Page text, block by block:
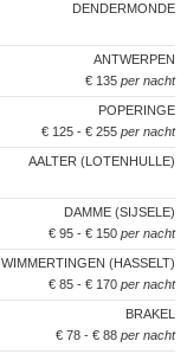
DENDERMONDE
ANTWERPEN
€ 135 per nacht
POPERINGE
€ 125 - € 255 per nacht
AALTER (LOTENHULLE)
DAMME (SIJSELE)
€ 95 - € 150 per nacht
WIMMERTINGEN (HASSELT)
€ 85 - € 170 per nacht
BRAKEL
€ 78 - € 88 per nacht